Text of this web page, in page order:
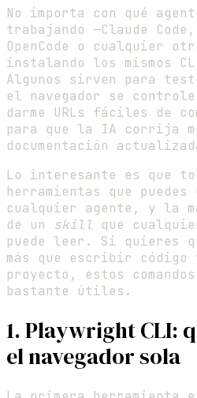
No importa con qué
trabajando —Claude Code,
OpenCode o cualquier
instalando los mismos
Algunos sirven para
el navegador se
darme URLs fáciles de
para que la IA corrija
documentación
Lo interesante es que
herramientas que puedes
cualquier agente, y la
de un skill que
puede leer. Si quieres
más que escribir
proyecto, estos
bastante útiles.
1. Playwright CLI:
el navegador sola